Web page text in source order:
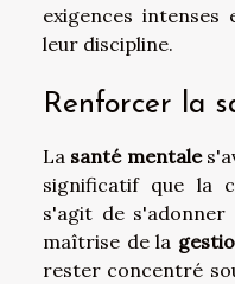
exigences intenses
leur discipline.
Renforcer la
La santé mentale
significatif que la
s'agit de
maîtrise de la
rester concentré